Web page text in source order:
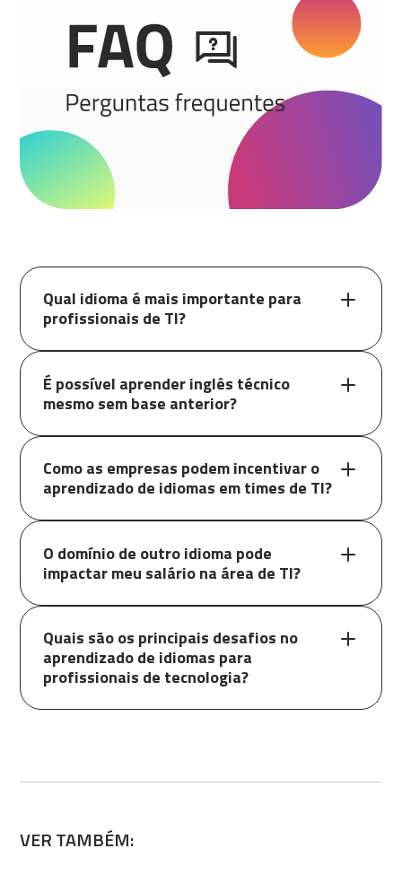
Qual idioma é mais importante para
profissionais de TI?
É possível aprender inglês técnico
mesmo sem base anterior?
Como as empresas podem incentivar o
aprendizado de idiomas em times de TI?
O domínio de outro idioma pode
impactar meu salário na área de TI?
Quais são os principais desafios no
aprendizado de idiomas para
profissionais de tecnologia?
VER TAMBÉM: